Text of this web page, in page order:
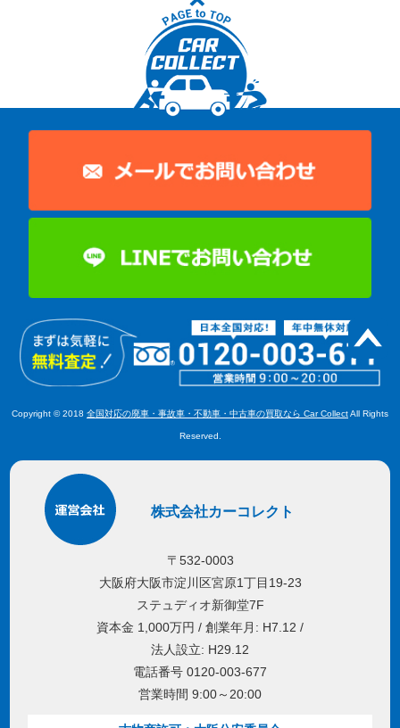
Copyright © 2018 全国対応の廃車・事故車・不動車・中古車の買取なら Car CollectAll Rights
Reserved.
株式会社カーコレクト
〒532-0003
大阪府大阪市淀川区宮原1丁目19-23
ステュディオ新御堂7F
資本金 1,000万円 / 創業年月: H7.12 /
法人設立: H29.12
電話番号 0120-003-677
営業時間 9:00～20:00